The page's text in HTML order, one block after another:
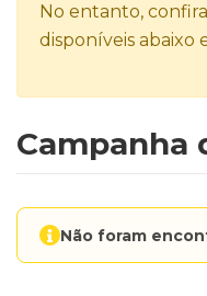
No entanto,
disponíveis abaixo
Campanha
Não foram